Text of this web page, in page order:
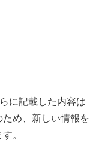
に記載した内容は
め、新しい情報を
。